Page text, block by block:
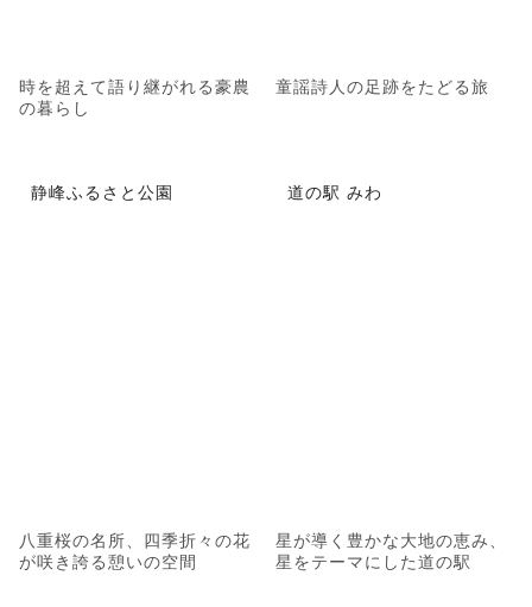
時を超えて語り継がれる豪農
の暮らし
童謡詩人の足跡をたどる旅
静峰ふるさと公園
八重桜の名所、四季折々の花
が咲き誇る憩いの空間
道の駅 みわ
星が導く豊かな大地の恵み、
星をテーマにした道の駅